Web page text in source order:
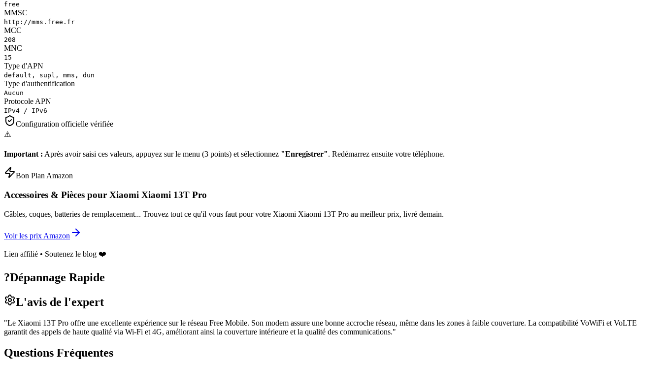
free
MMSC
http://mms.free.fr
MCC
208
MNC
15
Type d'APN
default, supl, mms, dun
Type d'authentification
Aucun
Protocole APN
IPv4 / IPv6
Configuration officielle vérifiée
⚠️
Important : Après avoir saisi ces valeurs, appuyez sur le menu (3 points) et sélectionnez "Enregistrer". Redémarrez ensuite votre téléphone.
Bon Plan Amazon
Accessoires & Pièces pour Xiaomi Xiaomi 13T Pro
Câbles, coques, batteries de remplacement... Trouvez tout ce qu'il vous faut pour votre Xiaomi Xiaomi 13T Pro au meilleur prix, livré demain.
Voir les prix Amazon
Lien affilié • Soutenez le blog ❤️
?Dépannage Rapide
L'avis de l'expert
"Le Xiaomi 13T Pro offre une excellente expérience sur le réseau Free Mobile. Son modem assure une bonne accroche réseau, même dans les zones à faible couverture. La compatibilité VoWiFi et VoLTE
garantit des appels de haute qualité via Wi-Fi et 4G, améliorant ainsi la couverture intérieure et la qualité des communications."
Questions Fréquentes